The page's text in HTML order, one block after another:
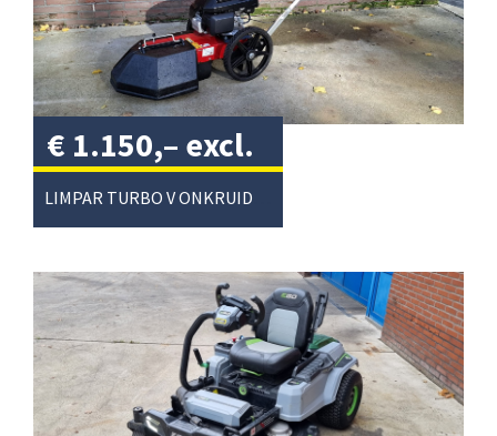
€ 1.150,– excl.
btw/